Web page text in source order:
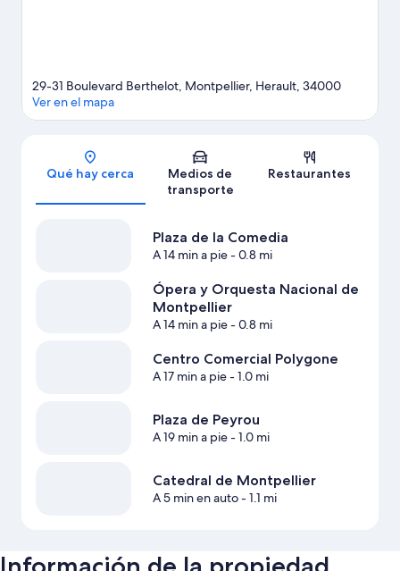
Sección del mapa
29-31 Boulevard Berthelot, Montpellier, Herault, 34000
Ver en el mapa
Qué hay cerca
Medios de
transporte
Restaurantes
Plaza de la Comedia
A 14 min a pie- 0.8 mi
Ópera y Orquesta Nacional de
Montpellier
A 14 min a pie- 0.8 mi
Centro Comercial Polygone
A 17 min a pie- 1.0 mi
Plaza de Peyrou
A 19 min a pie- 1.0 mi
Catedral de Montpellier
A 5 min en auto- 1.1 mi